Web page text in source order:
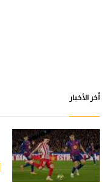
أخر الأخبار